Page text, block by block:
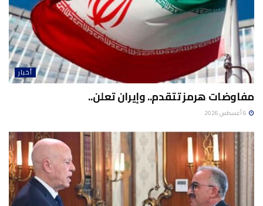
أخبار
مفاوضات هرمز تتقدم.. وإيران تعلن..